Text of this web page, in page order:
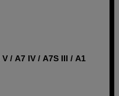
/ A7 IV / A7S III / A1